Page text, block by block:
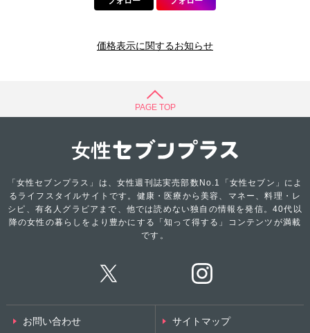
価格表示に関するお知らせ
PAGE TOP
「女性セブンプラス」は、女性週刊誌実売部数No.1「女性セブン」によ
るライフスタイルサイトです。健康・医療から美容、マネー、料理・レ
シピ、有名人グラビアまで、他では読めない独自の情報を発信。40代以
降の女性の暮らしをより豊かにする「知って得する」コンテンツが満載
です。
お問い合わせ サイトマップ